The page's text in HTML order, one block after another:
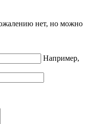
нет, но можно
Например,